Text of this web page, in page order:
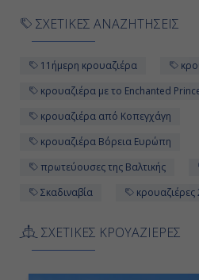
ΣΧΕΤΙΚΕΣ ΑΝΑΖΗΤΗΣΕΙΣ
11ήμερη κρουαζιέρα
κρουαζιέρα με το Enchanted
κρουαζιέρα από Κοπεγχάγη
κρουαζιέρα Βόρεια Ευρώπη
πρωτεύουσες της Βαλτικής
Σκαδιναβία
κρουαζιέρες
ΣΧΕΤΙΚΕΣ ΚΡΟΥΑΖΙΕΡΕΣ